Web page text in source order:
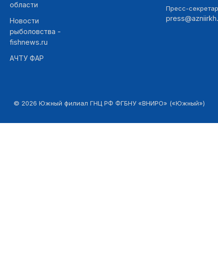
области
Новости
рыболовства -
fishnews.ru
АЧТУ ФАР
Пресс-
© 2026 Южный филиал ГНЦ РФ ФГБНУ «ВНИРО» («Южный»)